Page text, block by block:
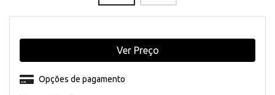
Opções de pagamento
Ver Preço